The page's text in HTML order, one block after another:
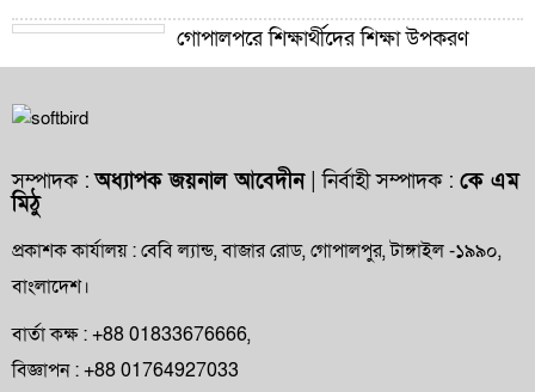
গোপালপুরে শিক্ষার্থীদের শিক্ষা উপকরণ
বিতরণ ও শ্রেষ্ঠ প্রধান শিক্ষকদের সংবর্ধনা
দুর্নীতি ও অনিয়মের অভিযোগ
অফিসারের বিদায় সংবর্ধনা
গোপালপুর প্রেসক্লাবের সংবাদকর্মীদের সঙ্গে
সম্পাদক :অধ্যাপক জয়নাল আবেদীন| নির্বাহী সম্পাদক : কে এম
মিঠু
প্রকাশক কার্যালয় : বেবি ল্যান্ড, বাজার রোড, গোপালপুর, টাঙ্গাইল -১৯৯০,
বাংলাদেশ।
বার্তা কক্ষ : +88 01833676666,
বিজ্ঞাপন : +88 01764927033